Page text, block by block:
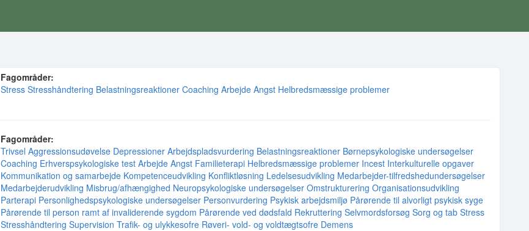
Fagområder:
Stress Stresshåndtering Belastningsreaktioner Coaching Arbejde Angst Helbredsmæssige problemer
Fagområder:
Trivsel Aggressionsudøvelse Depressioner Arbejdspladsvurdering Belastningsreaktioner Børnepsykologiske undersøgelser
Coaching Erhverspsykologiske test Arbejde Angst Familieterapi Helbredsmæssige problemer Incest Interkulturelle opgaver
Kommunikation og samarbejde Kompetenceudvikling Konfliktløsning Ledelsesudvikling Medarbejder-tilfredshedundersøgelser
Medarbejderudvikling Misbrug/afhængighed Neuropsykologiske undersøgelser Omstrukturering Organisationsudvikling
Parterapi Personlighedspsykologiske undersøgelser Personvurdering Psykisk arbejdsmiljø Pårørende til alvorligt psykisk syge
Pårørende til person ramt af invaliderende sygdom Pårørende ved dødsfald Rekruttering Selvmordsforsøg Sorg og tab Stress
Stresshåndtering Supervision Trafik- og ulykkesofre Røveri- vold- og voldtægtsofre Demens